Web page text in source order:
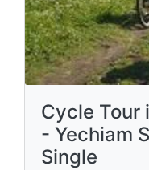
Cycle Tour
- Yechiam
Single